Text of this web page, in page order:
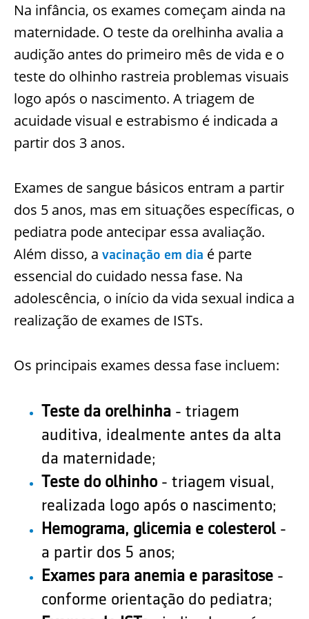
Na infância, os exames começam ainda na
maternidade. O teste da orelhinha avalia a
audição antes do primeiro mês de vida e o
teste do olhinho rastreia problemas visuais
logo após o nascimento. A triagem de
acuidade visual e estrabismo é indicada a
partir dos 3 anos.
Exames de sangue básicos entram a partir
dos 5 anos, mas em situações específicas, o
pediatra pode antecipar essa avaliação.
Além disso, a vacinação em dia é parte
essencial do cuidado nessa fase. Na
adolescência, o início da vida sexual indica a
realização de exames de ISTs.
Os principais exames dessa fase incluem:
Teste da orelhinha - triagem
auditiva, idealmente antes da alta
da maternidade;
Teste do olhinho- triagem visual,
realizada logo após o nascimento;
Hemograma, glicemia e colesterol-
a partir dos 5 anos;
Exames para anemia e parasitose -
conforme orientação do pediatra;